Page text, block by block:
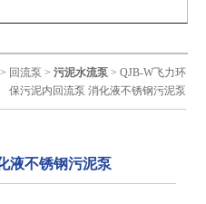
回流泵 > 污泥水流泵> QJB-W飞力环
保污泥内回流泵 消化液不锈钢污泥泵
液不锈钢污泥泵